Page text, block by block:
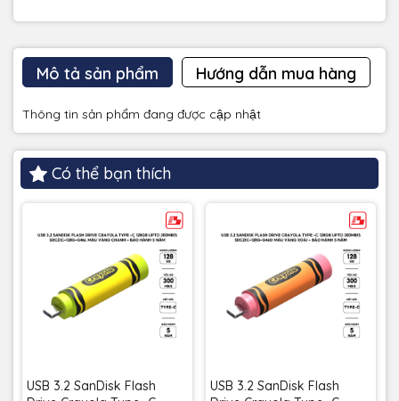
Mô tả sản phẩm Hướng dẫn mua hàng
Thông tin sản phẩm đang được cập nhật
Có thể bạn thích
USB 3.2 SanDisk Flash
USB 3.2 SanDisk Flash